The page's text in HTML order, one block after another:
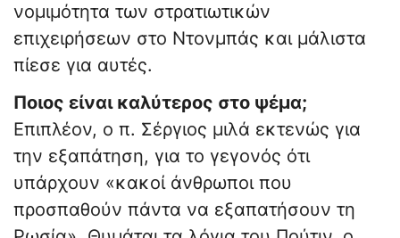
νομιμότητα των στρατιωτικών
επιχειρήσεων στο Ντονμπάς και μάλιστα
πίεσε για αυτές.
Ποιος είναι καλύτερος στο ψέμα;
Επιπλέον, ο π. Σέργιος μιλά εκτενώς για
την εξαπάτηση, για το γεγονός ότι
υπάρχουν «κακοί άνθρωποι που
προσπαθούν πάντα να εξαπατήσουν τη